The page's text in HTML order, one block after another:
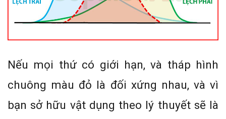
Nếu mọi thứ có giới hạn, và tháp hình
chuông màu đỏ là đối xứng nhau, và vì
bạn sở hữu vật dụng theo lý thuyết sẽ là